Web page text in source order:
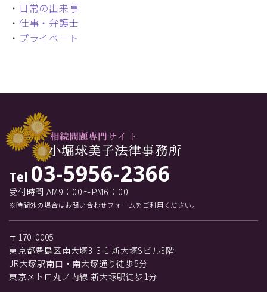
・ 日常の出来事
・ 仕事・弁護士
・ プライベート
Tel 03-5956-2366
受付時間 AM9：00～PM6：00
※時間外の場合はお問い合わせフォームをご利用ください。
〒170-0005
東京都豊島区南大塚3-3-1 新大塚Sビル3階
JR大塚駅南口・南大塚通り徒歩5分
東京メトロ丸ノ内線 新大塚駅徒歩1分